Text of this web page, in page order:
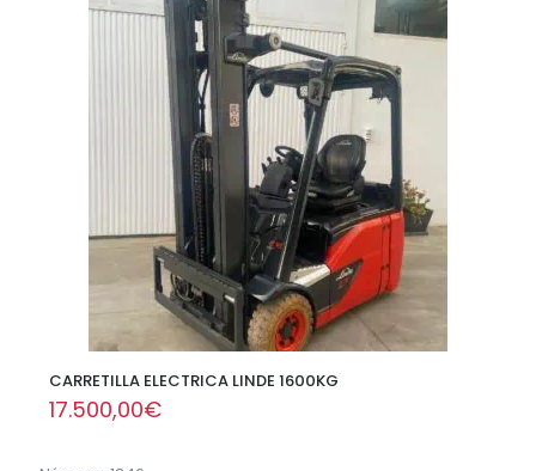
CARRETILLA ELECTRICA LINDE 1600KG
17.500,00€